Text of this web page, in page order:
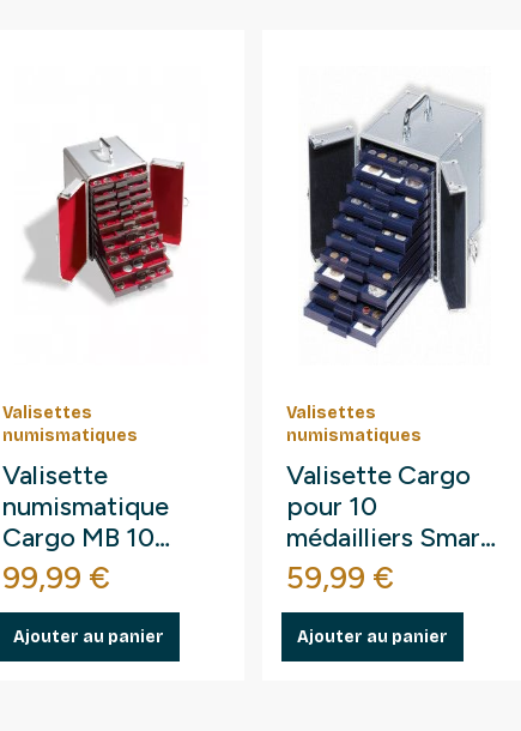
Valisettes
numismatiques
Valisette
numismatique
Cargo MB 10
Leuchtturm.
Prix
99,99 €
Ajouter au panier
Valisettes
numismatiques
Valisette Cargo
pour 10
médailliers Smart
Leuchtturm.
Prix
59,99 €
Ajouter au panier